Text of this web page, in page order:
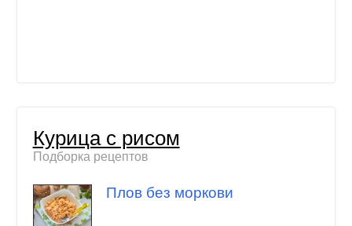
Курица с рисом
Подборка рецептов
Плов без моркови